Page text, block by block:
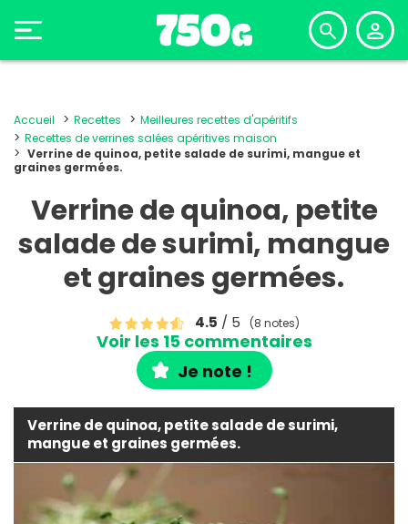
Accueil Recettes
Meilleures recettes d'apéritifs
Recettes de verrines salées apéritives maison
Verrine de quinoa, petite salade de surimi, mangue et
graines germées.
Verrine de quinoa, petite
salade de surimi, mangue
et graines germées.
4.5 / 5 (8 notes)
Voir les 15 commentaires
Je note !
Verrine de quinoa, petite salade de surimi,
mangue et graines germées.